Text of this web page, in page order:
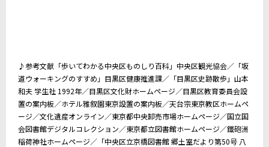
♪参考文献「歩いてわかる中央区ものしり百科」中央区観光協会／「坂
道ウォーキングのすすめ」目黒区健康推進課／「目黒区史跡散歩」山本
和夫 学生社 1992年／目黒区文化財ホームページ／目黒区教育委員会設
置の案内板／ホテル雅叙園東京設置の案内板／天台宗東京教区ホームペ
ージ／文化遺産オンライン／東京都中央卸売市場ホームページ／国立国
会図書館デジタルコレクション／東京都立図書館ホームページ／鐵砲洲
稲荷神社ホームページ／ 「中央区立京橋図書館郷土室だより第50号 八